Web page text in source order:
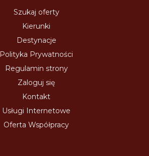
Szukaj oferty
Kierunki
Destynacje
Polityka Prywatności
Regulamin strony
Zaloguj się
Kontakt
Usługi Internetowe
Oferta Współpracy